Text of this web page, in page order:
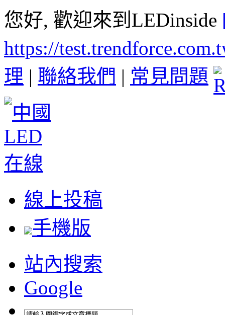
您好, 歡迎來到LEDinside
https://
理 | 聯絡我們 | 常見問題
線上投稿
手機版
站內搜索
Google